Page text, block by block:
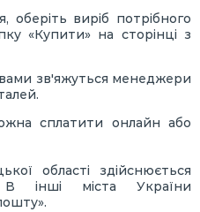
виріб потрібного
«Купити» на сторінці з
вами зв'яжуться менеджери
сплатити онлайн або
області здійснюється
В інші міста України